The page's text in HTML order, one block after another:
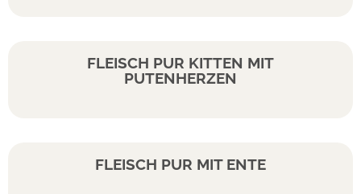
FLEISCH PUR KITTEN MIT
PUTENHERZEN
FLEISCH PUR MIT ENTE